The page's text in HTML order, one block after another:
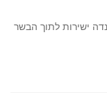
ישירות לתוך הבשר